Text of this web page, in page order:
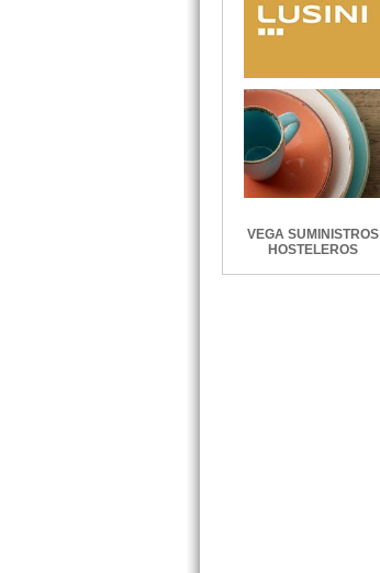
VEGA SUMINISTROS
HOSTELEROS